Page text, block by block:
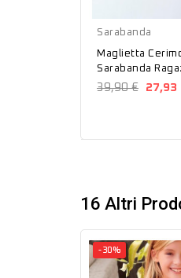
Sarabanda
Maglietta
Sarabanda
B448
39,90 € 27,93
16 Altri
-30%